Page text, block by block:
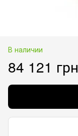
В наличии
84 121 грн